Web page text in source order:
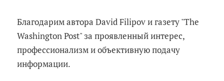
Благодарим автора David Filipov и газету "The
Washington Post" за проявленный интерес,
профессионализм и объективную подачу
информации.